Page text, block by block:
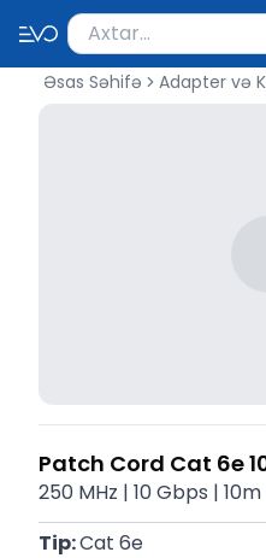
Məhsul axtar
Axtarış üçün ən azı
Əsas Səhifə Adapter və
Patch Cord Cat 6e
250 MHz | 10 Gbps |
Tip: Cat 6e